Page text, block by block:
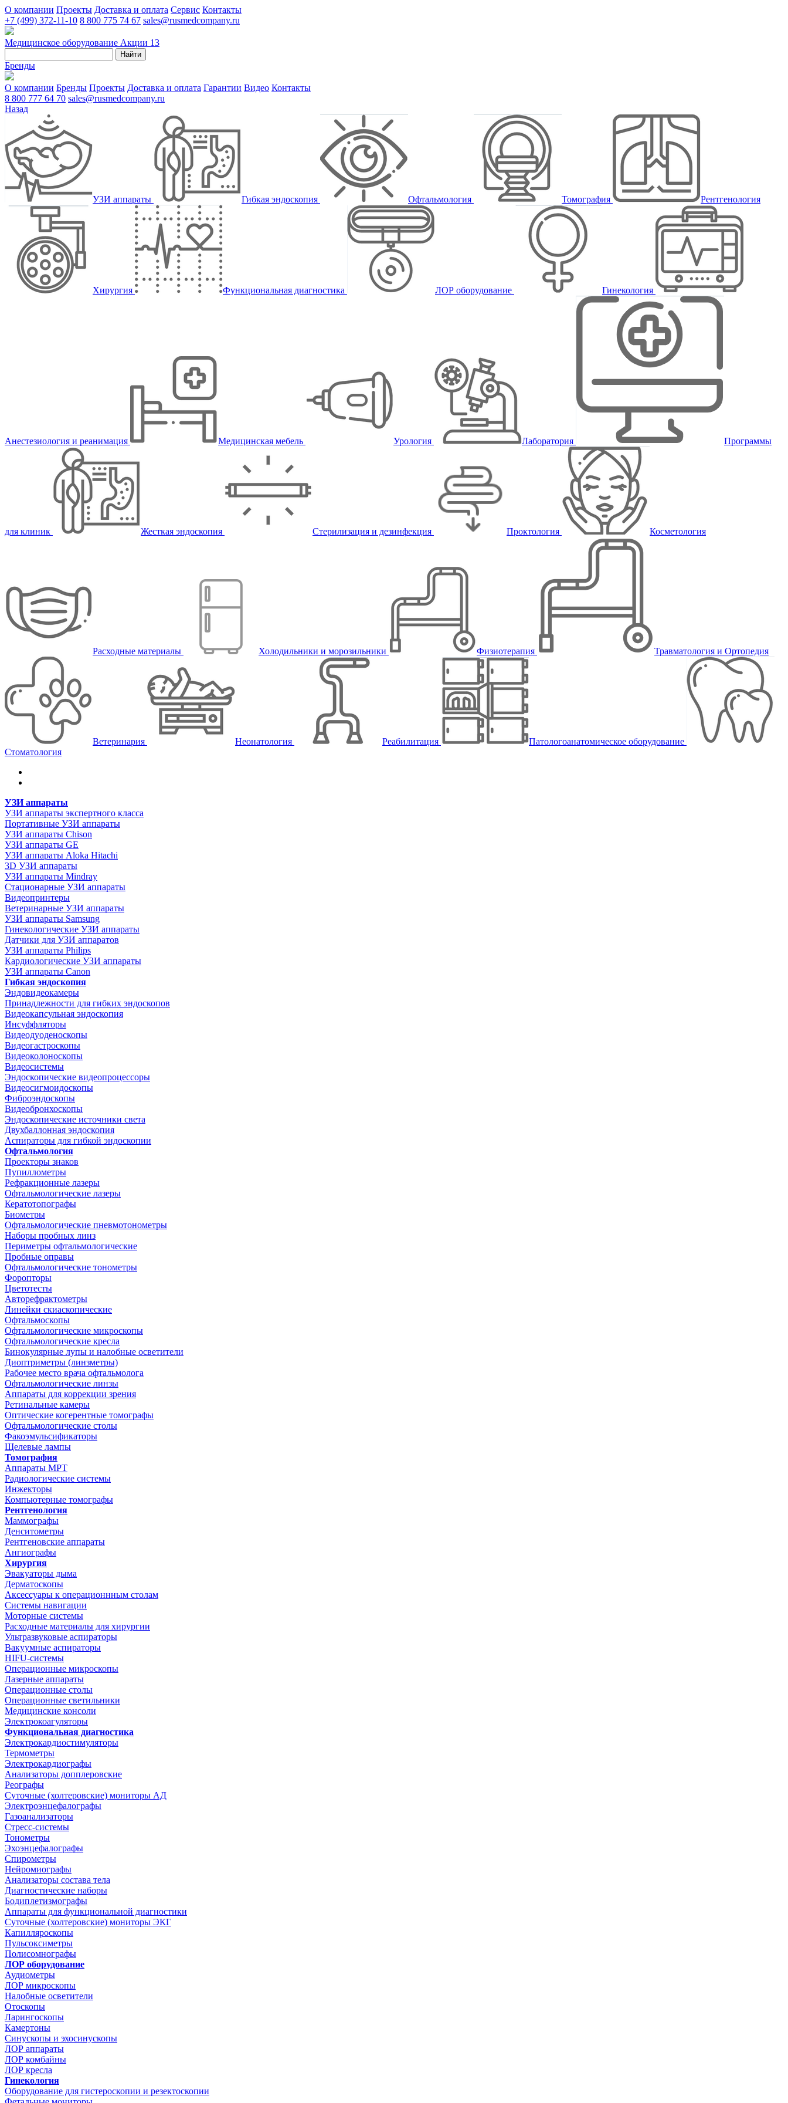
О компании Проекты Доставка и оплата Сервис Контакты
+7 (499) 372-11-10 8 800 775 74 67 sales@rusmedcompany.ru
Медицинское оборудование Акции 13
Найти
Бренды
О компании Бренды Проекты Доставка и оплата Гарантии Видео Контакты
8 800 777 64 70 sales@rusmedcompany.ru
Назад
УЗИ аппараты Гибкая эндоскопия Офтальмология Томография Рентгенология
Хирургия Функциональная диагностика ЛОР оборудование Гинекология
Анестезиология и реанимация Медицинская мебель Урология Лаборатория Программы
для клиник Жесткая эндоскопия Стерилизация и дезинфекция Проктология Косметология
Расходные материалы Холодильники и морозильники Физиотерапия Травматология и Ортопедия
Ветеринария Неонатология Реабилитация
Патологоанатомическое оборудование
Стоматология
УЗИ аппараты
УЗИ аппараты экспертного класса
Портативные УЗИ аппараты
УЗИ аппараты Chison
УЗИ аппараты GE
УЗИ аппараты Aloka Hitachi
3D УЗИ аппараты
УЗИ аппараты Mindray
Стационарные УЗИ аппараты
Видеопринтеры
Ветеринарные УЗИ аппараты
УЗИ аппараты Samsung
Гинекологические УЗИ аппараты
Датчики для УЗИ аппаратов
УЗИ аппараты Philips
Кардиологические УЗИ аппараты
УЗИ аппараты Canon
Гибкая эндоскопия
Эндовидеокамеры
Принадлежности для гибких эндоскопов
Видеокапсульная эндоскопия
Инсуффляторы
Видеодуоденоскопы
Видеогастроскопы
Видеоколоноскопы
Видеосистемы
Эндоскопические видеопроцессоры
Видеосигмоидоскопы
Фиброэндоскопы
Видеобронхоскопы
Эндоскопические источники света
Двухбаллонная эндоскопия
Аспираторы для гибкой эндоскопии
Офтальмология
Проекторы знаков
Пупиллометры
Рефракционные лазеры
Офтальмологические лазеры
Кератотопографы
Биометры
Офтальмологические пневмотонометры
Наборы пробных линз
Периметры офтальмологические
Пробные оправы
Офтальмологические тонометры
Форопторы
Цветотесты
Авторефрактометры
Линейки скиаскопические
Офтальмоскопы
Офтальмологические микроскопы
Офтальмологические кресла
Бинокулярные лупы и налобные осветители
Диоптриметры (линзметры)
Рабочее место врача офтальмолога
Офтальмологические линзы
Аппараты для коррекции зрения
Ретинальные камеры
Оптические когерентные томографы
Офтальмологические столы
Факоэмульсификаторы
Щелевые лампы
Томография
Аппараты МРТ
Радиологические системы
Инжекторы
Компьютерные томографы
Рентгенология
Маммографы
Денситометры
Рентгеновские аппараты
Ангиографы
Хирургия
Эвакуаторы дыма
Дерматоскопы
Аксессуары к операционнным столам
Системы навигации
Моторные системы
Расходные материалы для хирургии
Ультразвуковые аспираторы
Вакуумные аспираторы
HIFU-системы
Операционные микроскопы
Лазерные аппараты
Операционные столы
Операционные светильники
Медицинские консоли
Электрокоагуляторы
Функциональная диагностика
Электрокардиостимуляторы
Термометры
Электрокардиографы
Анализаторы допплеровские
Реографы
Суточные (холтеровские) мониторы АД
Электроэнцефалографы
Газоанализаторы
Стресс-системы
Тонометры
Эхоэнцефалографы
Спирометры
Нейромиографы
Анализаторы состава тела
Диагностические наборы
Бодиплетизмографы
Аппараты для функциональной диагностики
Суточные (холтеровские) мониторы ЭКГ
Капилляроскопы
Пульсоксиметры
Полисомнографы
ЛОР оборудование
Аудиометры
ЛОР микроскопы
Налобные осветители
Отоскопы
Ларингоскопы
Камертоны
Синускопы и эхосинускопы
ЛОР аппараты
ЛОР комбайны
ЛОР кресла
Гинекология
Оборудование для гистероскопии и резектоскопии